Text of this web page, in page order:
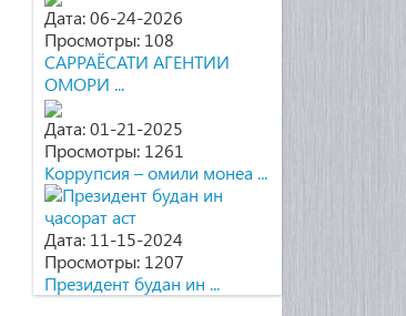
Дата: 06-24-2026
Просмотры: 108
САРРАЁСАТИ АГЕНТИИ
ОМОРИ ...
Дата: 01-21-2025
Просмотры: 1261
Коррупсия – омили монеа ...
Дата: 11-15-2024
Просмотры: 1207
Президент будан ин ...